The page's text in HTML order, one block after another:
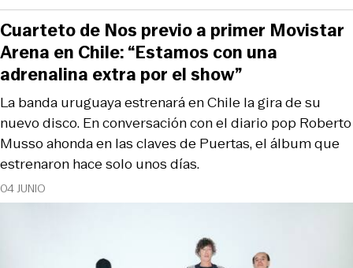
04 JUNIO
La banda uruguaya estrenará en Chile la gira de su
nuevo disco. En conversación con el diario pop Roberto
Musso ahonda en las claves de Puertas, el álbum que
estrenaron hace solo unos días.
Cuarteto de Nos previo a primer Movistar
Arena en Chile: “Estamos con una
adrenalina extra por el show”